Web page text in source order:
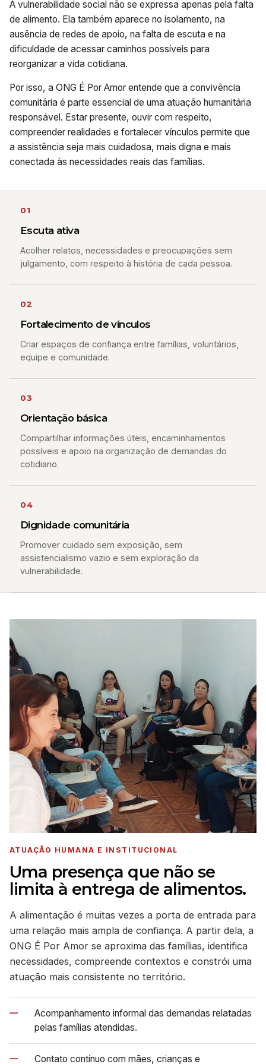
A vulnerabilidade social não se expressa apenas pela falta
de alimento. Ela também aparece no isolamento, na
ausência de redes de apoio, na falta de escuta e na
dificuldade de acessar caminhos possíveis para
reorganizar a vida cotidiana.
Por isso, a ONG É Por Amor entende que a convivência
comunitária é parte essencial de uma atuação humanitária
responsável. Estar presente, ouvir com respeito,
compreender realidades e fortalecer vínculos permite que
a assistência seja mais cuidadosa, mais digna e mais
conectada às necessidades reais das famílias.
01
Escuta ativa
Acolher relatos, necessidades e preocupações sem
julgamento, com respeito à história de cada pessoa.
02
Fortalecimento de vínculos
Criar espaços de confiança entre famílias, voluntários,
equipe e comunidade.
03
Orientação básica
Compartilhar informações úteis, encaminhamentos
possíveis e apoio na organização de demandas do
cotidiano.
04
Dignidade comunitária
Promover cuidado sem exposição, sem
assistencialismo vazio e sem exploração da
vulnerabilidade.
ATUAÇÃO HUMANA E INSTITUCIONAL
Uma presença que não se
limita à entrega de alimentos.
A alimentação é muitas vezes a porta de entrada para
uma relação mais ampla de confiança. A partir dela, a
ONG É Por Amor se aproxima das famílias, identifica
necessidades, compreende contextos e constrói uma
atuação mais consistente no território.
—
Acompanhamento informal das demandas relatadas
pelas famílias atendidas.
— Contato contínuo com mães, crianças e